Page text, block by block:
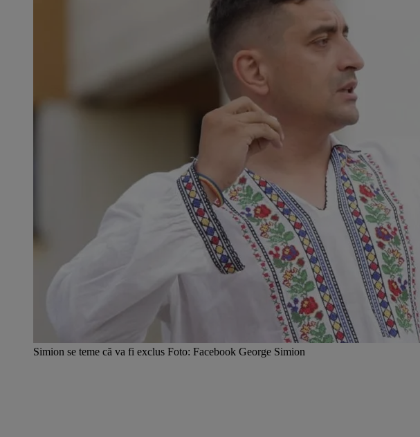
Simion se teme că va fi exclus Foto: Facebook George Simion